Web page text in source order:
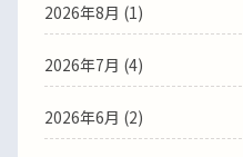
2026年8月 (1)
2026年7月 (4)
2026年6月 (2)